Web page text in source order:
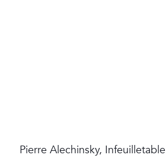
Pierre Alechinsky, Infeuilletable